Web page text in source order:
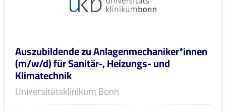
Auszubildende zu Anlagenmechaniker*innen
(m/w/d) für Sanitär-, Heizungs- und
Klimatechnik
Universitätsklinikum Bonn